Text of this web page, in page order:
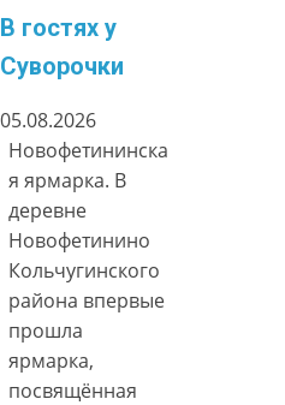
В гостях у
Суворочки
05.08.2026
Новофетининска
я ярмарка. В
деревне
Новофетинино
Кольчугинского
района впервые
прошла
ярмарка,
посвящённая